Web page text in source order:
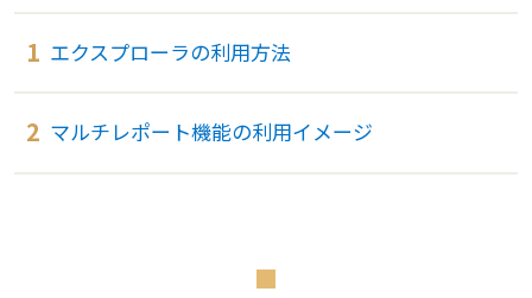
エクスプローラの利用方法
マルチレポート機能の利用イメージ